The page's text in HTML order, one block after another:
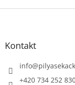
Z
Kontakt
info@
+420 734 252